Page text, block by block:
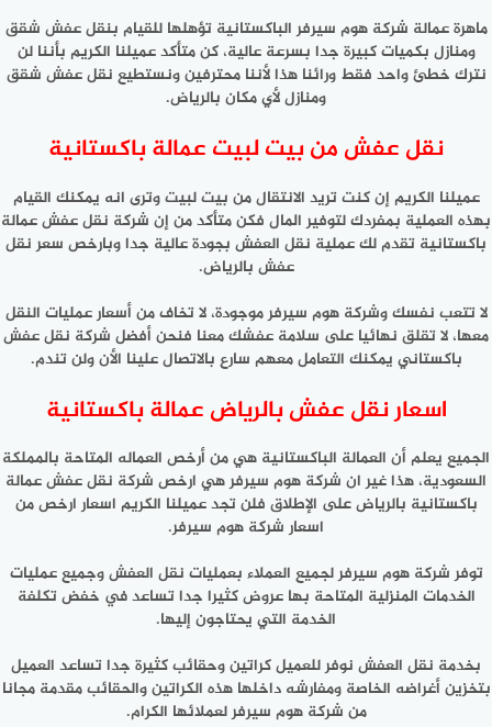
ماهرة عمالة شركة هوم سيرفر الباكستانية تؤهلها للقيام بنقل عفش شقق
ومنازل بكميات كبيرة جدا بسرعة عالية، كن متأكد عميلنا الكريم بأننا لن
نترك خطئ واحد فقط ورائنا هذا لأننا محترفين ونستطيع نقل عفش شقق
ومنازل لأي مكان بالرياض.
نقل عفش من بيت لبيت عمالة باكستانية
عميلنا الكريم إن كنت تريد الانتقال من بيت لبيت وترى انه يمكنك القيام
بهذه العملية بمفردك لتوفير المال فكن متأكد من إن شركة نقل عفش عمالة
باكستانية تقدم لك عملية نقل العفش بجودة عالية جدا وبارخص سعر نقل
عفش بالرياض.
لا تتعب نفسك وشركة هوم سيرفر موجودة، لا تخاف من أسعار عمليات النقل
معها، لا تقلق نهائيا على سلامة عفشك معنا فنحن أفضل شركة نقل عفش
باكستاني يمكنك التعامل معهم سارع بالاتصال علينا الأن ولن تندم.
اسعار نقل عفش بالرياض عمالة باكستانية
الجميع يعلم أن العمالة الباكستانية هي من أرخص العماله المتاحة بالمملكة
السعودية، هذا غير ان شركة هوم سيرفر هي ارخص شركة نقل عفش عمالة
باكستانية بالرياض على الإطلاق فلن تجد عميلنا الكريم اسعار ارخص من
اسعار شركة هوم سيرفر.
توفر شركة هوم سيرفر لجميع العملاء بعمليات نقل العفش وجميع عمليات
الخدمات المنزلية المتاحة بها عروض كثيرا جدا تساعد في خفض تكلفة
الخدمة التي يحتاجون إليها.
بخدمة نقل العفش نوفر للعميل كراتين وحقائب كثيرة جدا تساعد العميل
بتخزين أغراضه الخاصة ومفارشه داخلها هذه الكراتين والحقائب مقدمة مجانا
من شركة هوم سيرفر لعملائها الكرام.